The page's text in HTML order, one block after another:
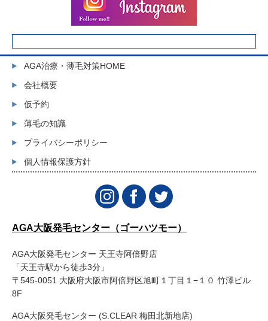
AGA治療・薄毛対策HOME
会社概要
仮予約
薄毛の知識
プライバシーポリシー
個人情報保護方針
AGA大阪発毛センター（ゴーハツモー）
AGA大阪発毛センター 天王寺阿倍野店
「天王寺駅から徒歩3分」
〒545-0051 大阪府大阪市阿倍野区旭町１丁目１−１０ 竹澤ビル
8F
AGA大阪発毛センター (S.CLEAR 梅田北新地店)